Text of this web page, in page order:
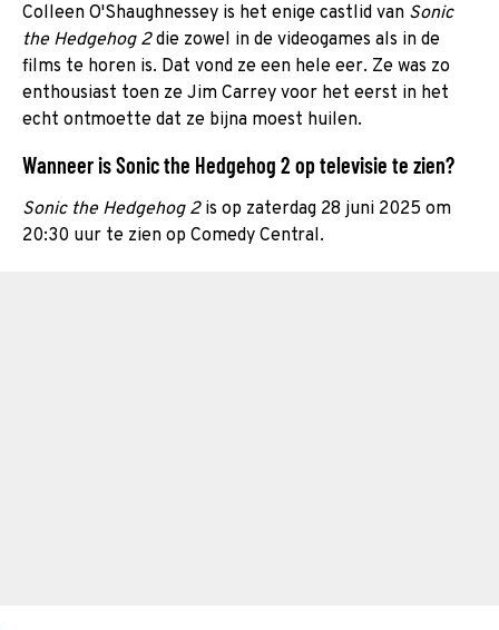
Colleen O'Shaughnessey is het enige castlid van Sonic
the Hedgehog 2die zowel in de videogames als in de
films te horen is. Dat vond ze een hele eer. Ze was zo
enthousiast toen ze Jim Carrey voor het eerst in het
echt ontmoette dat ze bijna moest huilen.
Wanneer is Sonic the Hedgehog 2 op televisie te zien?
Sonic the Hedgehog 2is op zaterdag 28 juni 2025 om
20:30 uur te zien op Comedy Central.